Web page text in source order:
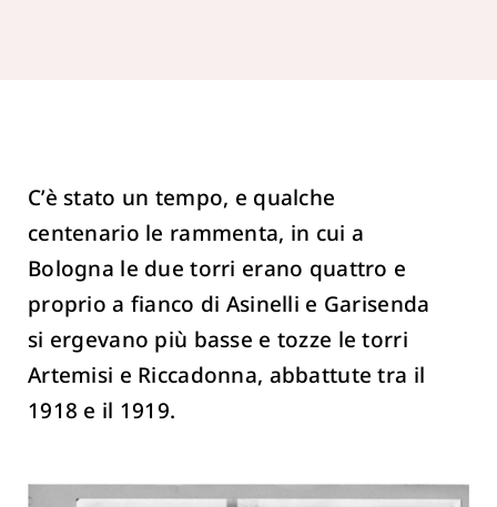
C’è stato un tempo, e qualche
centenario le rammenta, in cui a
Bologna le due torri erano quattro e
proprio a fianco di Asinelli e Garisenda
si ergevano più basse e tozze le torri
Artemisi e Riccadonna, abbattute tra il
1918 e il 1919.